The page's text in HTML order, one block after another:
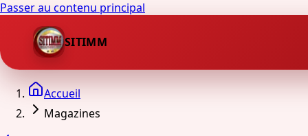
Passer au contenu principal
SITIMM
Accueil
Magazines